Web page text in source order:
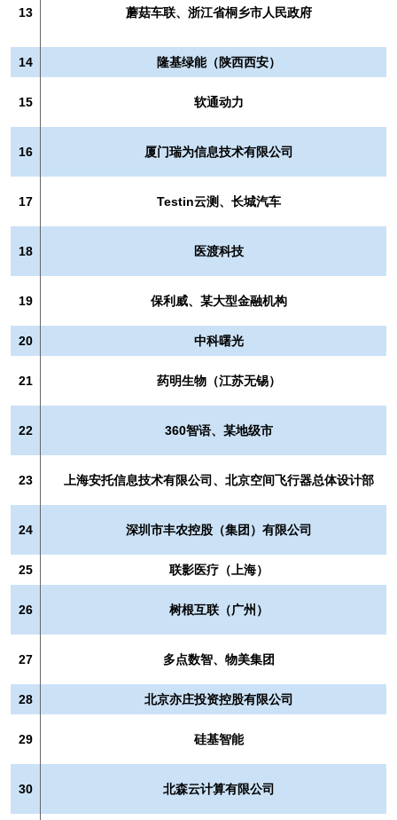
13 蘑菇车联、浙江省桐乡市人民政府
14 隆基绿能（陕西西安）
15 软通动力
16 厦门瑞为信息技术有限公司
17 Testin云测、长城汽车
18 医渡科技
19 保利威、某大型金融机构
20 中科曙光
21 药明生物（江苏无锡）
22 360智语、某地级市
23 上海安托信息技术有限公司、北京空间飞行器总体设计部
24 深圳市丰农控股（集团）有限公司
25 联影医疗（上海）
26 树根互联（广州）
27 多点数智、物美集团
28 北京亦庄投资控股有限公司
29 硅基智能
30 北森云计算有限公司